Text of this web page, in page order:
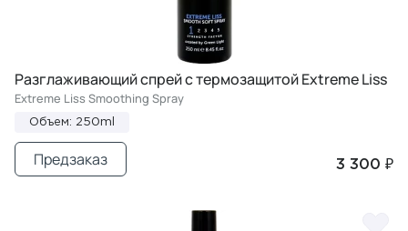
Разглаживающий спрей с термозащитой Extreme Liss
Extreme Liss Smoothing Spray
Объем: 250ml
3 300 ₽
Предзаказ